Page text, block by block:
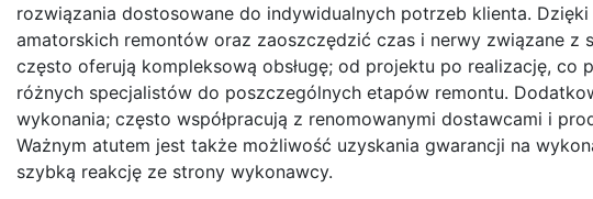
rozwiązania dostosowane do indywidualnych potrzeb klienta.
amatorskich remontów oraz zaoszczędzić czas i nerwy związane z
często oferują kompleksową obsługę; od projektu po realizację,
różnych specjalistów do poszczególnych etapów remontu.
wykonania; często współpracują z renomowanymi dostawcami i
Ważnym atutem jest także możliwość uzyskania gwarancji na
szybką reakcję ze strony wykonawcy.